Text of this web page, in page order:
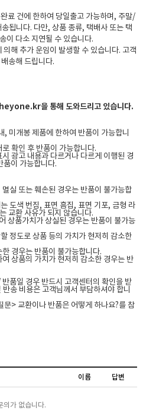
료 건에 한하여 당일출고 가능하며, 주말/
됩니다. 다만, 상품 종류, 택배사 또는 택
이 다소 지연될 수 있습니다.
해 추가 운임이 발생할 수 있습니다. 고객
송해 드립니다.
을 통해 도와드리고 있습니다.
미개봉 제품에 한하여 반품이 가능합니
확인 후 반품이 가능합니다.
광고 내용과 다르거나 다르게 이행된 경
품이 가능합니다.
실 또는 훼손된 경우는 반품이 불가능합
도색 번짐, 표면 흠집, 표면 기포, 금형 라
교환 사유가 되지 않습니다.
상품가치가 상실된 경우는 반품이 불가능
정도로 상품 등의 가치가 현저히 감소한
경우는 반품이 불가능합니다.
상품의 가치가 현저히 감소한 경우는 반
품일 경우 반드시 고객센터의 확인을 받
송 비용은 고객님께서 부담하셔야 합니
> 교환이나 반품은 어떻게 하나요?를 참
이름 답변
의가 없습니다.